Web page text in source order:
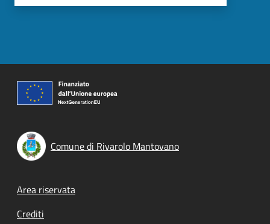
Comune di Rivarolo Mantovano
Footer menu
Area riservata
Crediti